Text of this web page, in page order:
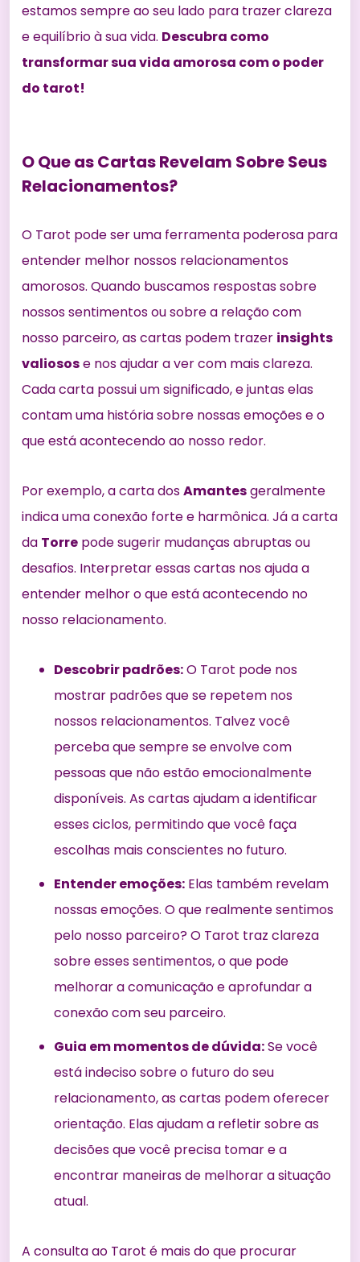
estamos sempre ao seu lado para trazer clareza
e equilíbrio à sua vida. Descubra como
transformar sua vida amorosa com o poder
do tarot!
O Que as Cartas Revelam Sobre Seus
Relacionamentos?
O Tarot pode ser uma ferramenta poderosa para
entender melhor nossos relacionamentos
amorosos. Quando buscamos respostas sobre
nossos sentimentos ou sobre a relação com
nosso parceiro, as cartas podem trazer insights
valiosose nos ajudar a ver com mais clareza.
Cada carta possui um significado, e juntas elas
contam uma história sobre nossas emoções e o
que está acontecendo ao nosso redor.
Por exemplo, a carta dosAmantesgeralmente
indica uma conexão forte e harmônica. Já a carta
da Torre pode sugerir mudanças abruptas ou
desafios. Interpretar essas cartas nos ajuda a
entender melhor o que está acontecendo no
nosso relacionamento.
Descobrir padrões:O Tarot pode nos
mostrar padrões que se repetem nos
nossos relacionamentos. Talvez você
perceba que sempre se envolve com
pessoas que não estão emocionalmente
disponíveis. As cartas ajudam a identificar
esses ciclos, permitindo que você faça
escolhas mais conscientes no futuro.
Entender emoções: Elas também revelam
nossas emoções. O que realmente sentimos
pelo nosso parceiro? O Tarot traz clareza
sobre esses sentimentos, o que pode
melhorar a comunicação e aprofundar a
conexão com seu parceiro.
Guia em momentos de dúvida:Se você
está indeciso sobre o futuro do seu
relacionamento, as cartas podem oferecer
orientação. Elas ajudam a refletir sobre as
decisões que você precisa tomar e a
encontrar maneiras de melhorar a situação
atual.
A consulta ao Tarot é mais do que procurar